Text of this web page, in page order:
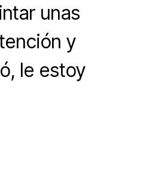
unas
y
le estoy